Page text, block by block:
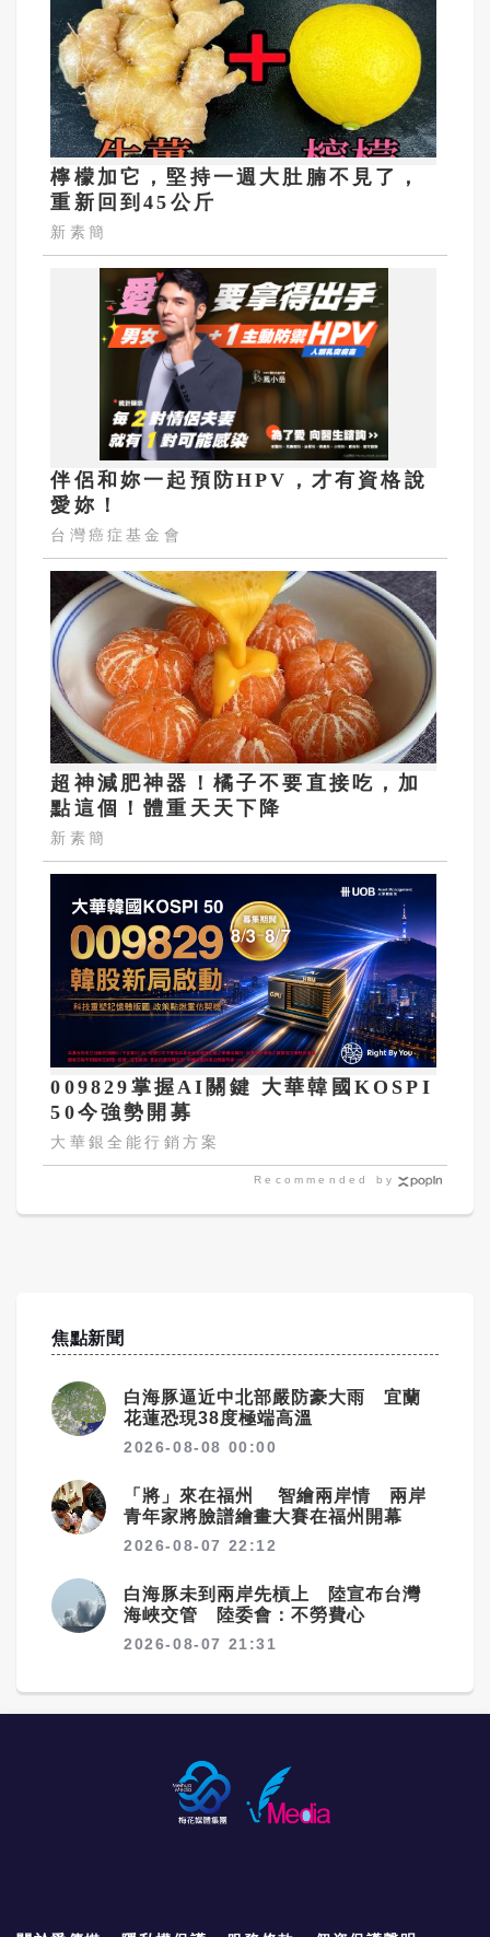
檸檬加它，堅持一週大肚腩不見了，
重新回到45公斤
新素簡
伴侶和妳一起預防HPV，才有資格說
愛妳！
台灣癌症基金會
超神減肥神器！橘子不要直接吃，加
點這個！體重天天下降
新素簡
009829掌握AI關鍵 大華韓國KOSPI
50今強勢開募
大華銀全能行銷方案
Recommended by
焦點新聞
白海豚逼近中北部嚴防豪大雨 宜蘭
花蓮恐現38度極端高溫
2026-08-08 00:00
「將」來在福州 智繪兩岸情 兩岸
青年家將臉譜繪畫大賽在福州開幕
2026-08-07 22:12
白海豚未到兩岸先槓上 陸宣布台灣
海峽交管 陸委會：不勞費心
2026-08-07 21:31